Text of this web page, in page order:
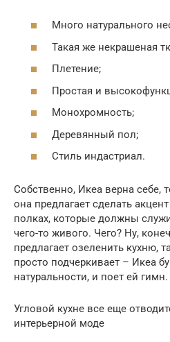
Много натурального
Такая же некрашеная
Плетение;
Простая и
Монохромность;
Деревянный пол;
Стиль индастриал.
Собственно, Икеа верна себе,
она предлагает сделать
полках, которые должны
чего-то живого. Чего? Ну,
предлагает озеленить кухню,
просто подчеркивает – Икеа
натуральности, и поет ей гимн.
Угловой кухне все еще
интерьерной моде